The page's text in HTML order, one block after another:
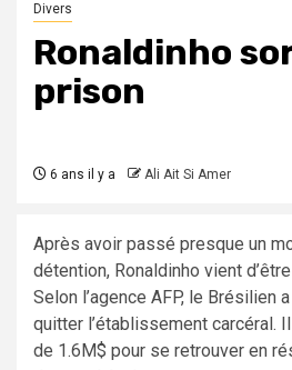
Divers
Ronaldinho
prison
6 ans il y a Ali Ait Si Amer
Après avoir passé presque un
détention, Ronaldinho vient
Selon l’agence AFP, le Brésilien
quitter l’établissement carcéral.
de 1.6M$ pour se retrouver en